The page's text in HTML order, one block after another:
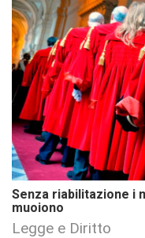
Senza riabilitazione i
muoiono
Legge e Diritto